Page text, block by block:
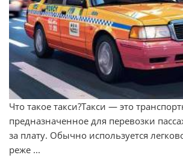
Что такое такси?Такси — это
предназначенное для перевозки
за плату. Обычно используется
реже ...